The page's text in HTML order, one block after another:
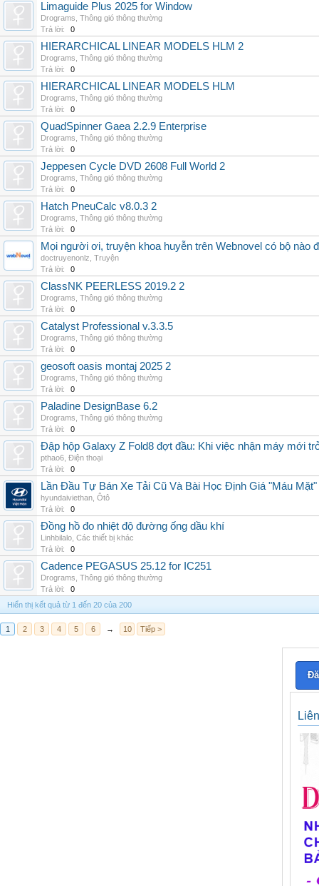
Limaguide Plus 2025 for Window
Drograms Thông gió thông thường
Trả lời:
0
HIERARCHICAL LINEAR MODELS HLM 2
Drograms Thông gió thông thường
Trả lời:
0
HIERARCHICAL LINEAR MODELS HLM
Drograms Thông gió thông thường
Trả lời:
0
QuadSpinner Gaea 2.2.9 Enterprise
Drograms Thông gió thông thường
Trả lời:
0
Jeppesen Cycle DVD 2608 Full World 2
Drograms Thông gió thông thường
Trả lời:
0
Hatch PneuCalc v8.0.3 2
Drograms Thông gió thông thường
Trả lời:
0
Mọi người ơi, truyện khoa huyễn trên Webnovel có bộ nào
doctruyenonlz Truyện
Trả lời:
0
ClassNK PEERLESS 2019.2 2
Drograms Thông gió thông thường
Trả lời:
0
Catalyst Professional v.3.3.5
Drograms Thông gió thông thường
Trả lời:
0
geosoft oasis montaj 2025 2
Drograms Thông gió thông thường
Trả lời:
0
Paladine DesignBase 6.2
Drograms Thông gió thông thường
Trả lời:
0
Đập hộp Galaxy Z Fold8 đợt đầu: Khi việc nhận máy mới
pthao6 Điện thoại
Trả lời:
0
Lần Đầu Tự Bán Xe Tải Cũ Và Bài Học Định Giá "Máu
hyundaiviethan Ôtô
Trả lời:
0
Đồng hồ đo nhiệt độ đường ống dầu khí
Linhbilalo Các thiết bị khác
Trả lời:
0
Cadence PEGASUS 25.12 for IC251
Drograms Thông gió thông thường
Trả lời:
0
Hiển thị kết quả từ 1 đến 20 của 200
1 2 3 4 5 6 → 10 Tiếp >